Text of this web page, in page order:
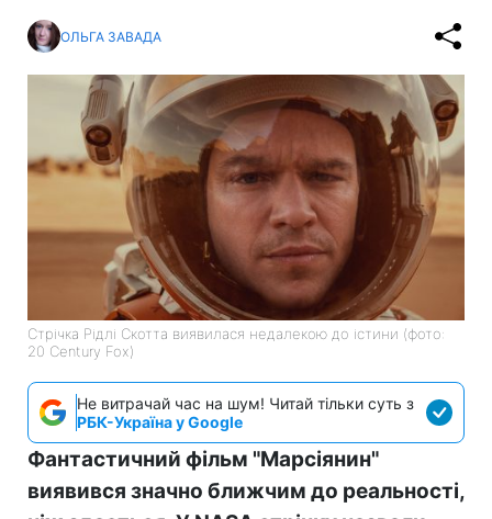
ОЛЬГА ЗАВАДА
Стрічка Рідлі Скотта виявилася недалекою до істини (фото:
20 Century Fox)
Не витрачай час на шум! Читай тільки суть з
РБК-Україна у Google
Фантастичний фільм "Марсіянин"
виявився значно ближчим до реальності,